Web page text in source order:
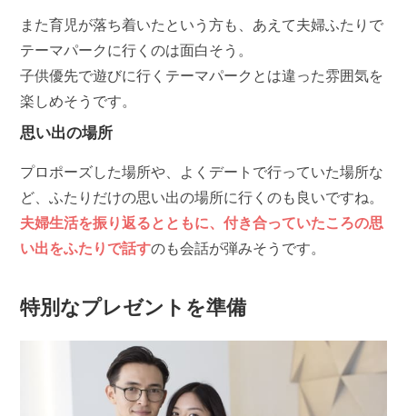
また育児が落ち着いたという方も、あえて夫婦ふたりで
テーマパークに行くのは面白そう。
子供優先で遊びに行くテーマパークとは違った雰囲気を
楽しめそうです。
思い出の場所
プロポーズした場所や、よくデートで行っていた場所な
ど、ふたりだけの思い出の場所に行くのも良いですね。
夫婦生活を振り返るとともに、付き合っていたころの思
い出をふたりで話すのも会話が弾みそうです。
特別なプレゼントを準備